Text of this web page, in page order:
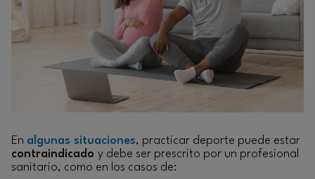
En algunas situaciones, practicar deporte puede estar
contraindicado y debe ser prescrito por un profesional
sanitario, como en los casos de: